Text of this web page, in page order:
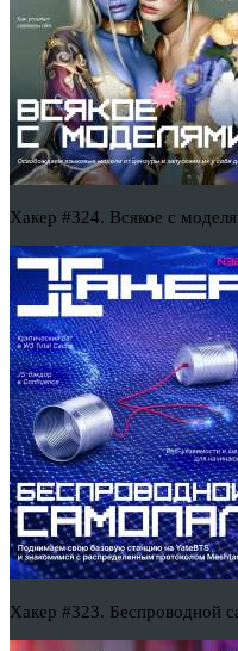
Хакер #324. Всякое с
Хакер #323. Беспроводной